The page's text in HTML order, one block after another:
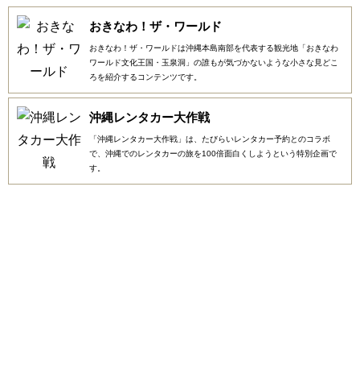
おきなわ！ザ・ワールド
おきなわ！ザ・ワールドは沖縄本島南部を代表する観光地「おきなわ
ワールド文化王国・玉泉洞」の誰もが気づかないような小さな見どこ
ろを紹介するコンテンツです。
沖縄レンタカー大作戦
「沖縄レンタカー大作戦」は、たびらいレンタカー予約とのコラボ
で、沖縄でのレンタカーの旅を100倍面白くしようという特別企画で
す。